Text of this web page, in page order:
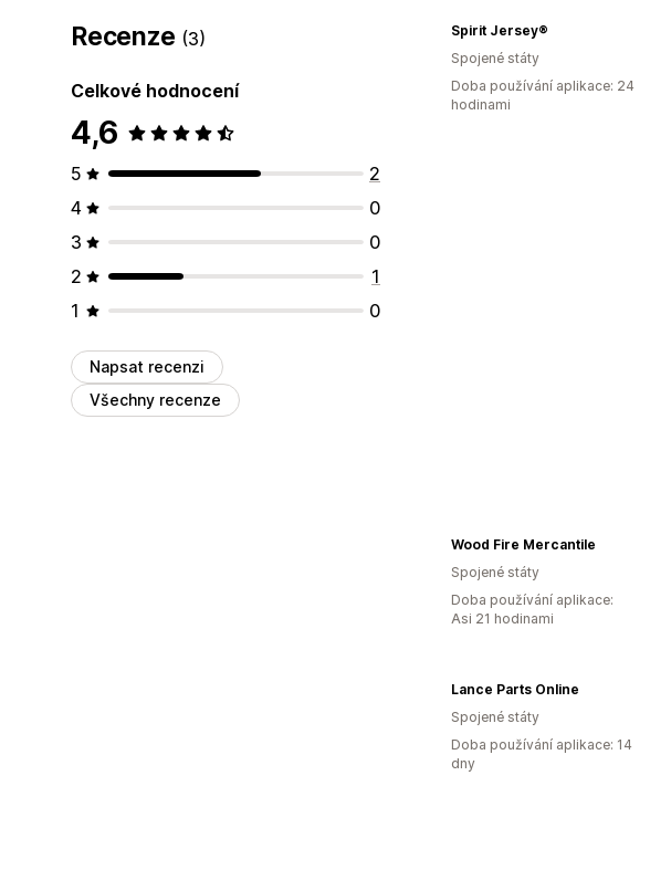
Recenze (3)
Celkové hodnocení
4,6
5
2
4
0
3
0
2
1
1
0
Napsat recenzi
Všechny recenze
Spirit Jersey®
Spojené státy
Doba používání aplikace: 24
hodinami
Wood Fire Mercantile
Spojené státy
Doba používání aplikace:
Asi 21 hodinami
Lance Parts Online
Spojené státy
Doba používání aplikace: 14
dny